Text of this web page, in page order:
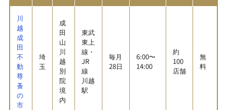
川
越
成
田
不
動
尊
蚤
の
市
埼
玉
成
田
山
川
越
別
院
境
内
東武
東上
線・
JR
線
川越
駅
毎月
28日
6:00〜
14:00
約
100
店舗
無
料